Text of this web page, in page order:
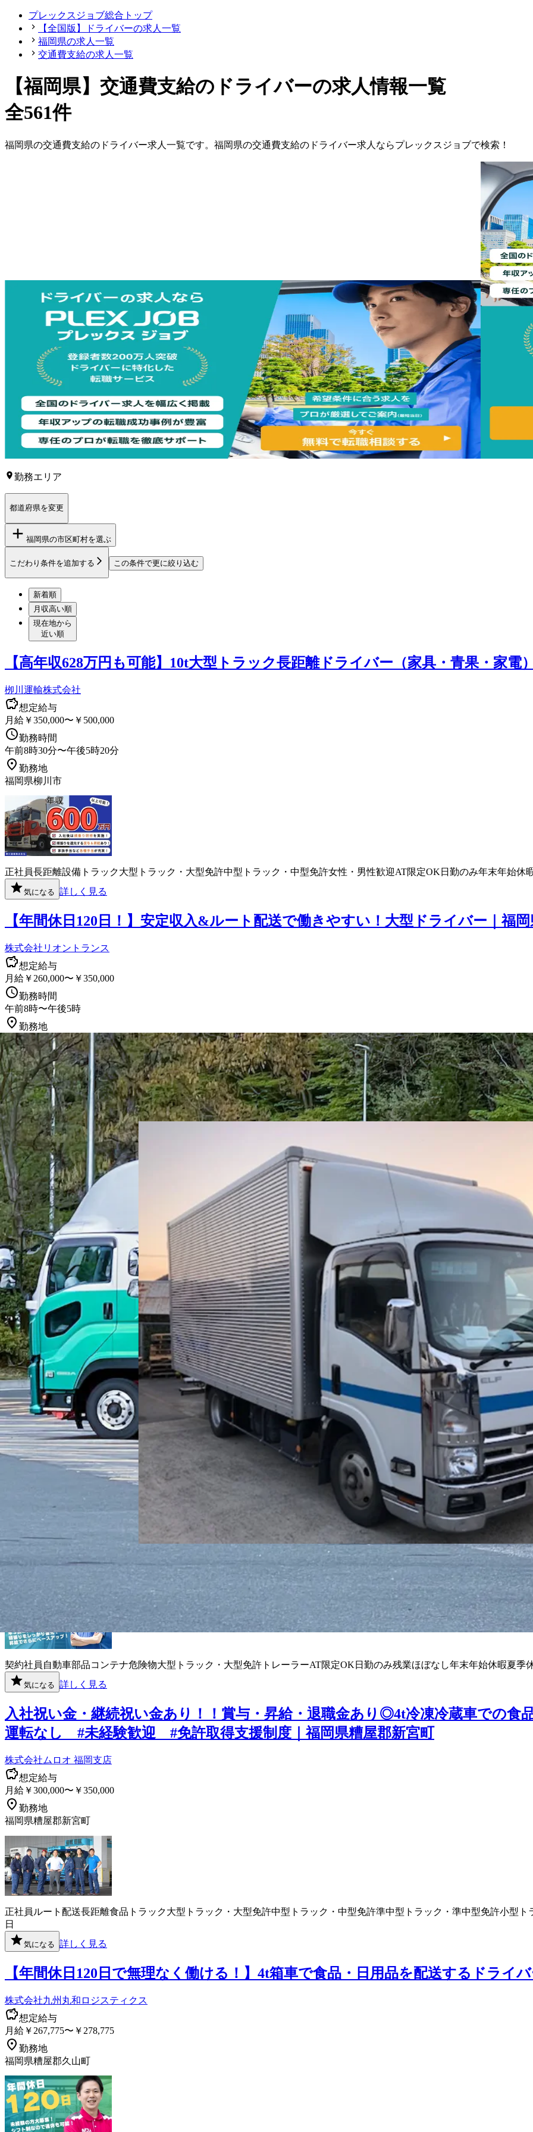
プレックスジョブ総合トップ
【全国版】ドライバーの求人一覧
福岡県の求人一覧
交通費支給の求人一覧
【福岡県】交通費支給のドライバーの求人情報一覧
全561件
福岡県の交通費支給の ドライバー求人一覧です。 福岡県の交通費支給の ドライバー求人ならプレックスジョブで検索！
勤務エリア
都道府県を変更
福岡県の市区町村を選ぶ
こだわり条件を追加する この条件で更に絞り込む
新着順
月収高い順
現在地から
近い順
【高年収628万円も可能】10t大型トラック長距離ドライバー（家具・青果・家電
栁川運輸株式会社
想定給与
月給￥350,000〜￥500,000
勤務時間
午前8時30分〜午後5時20分
勤務地
福岡県柳川市
正社員長距離設備 トラック大型トラック・大型免許中型トラック・中型免許女性・男性歓迎AT限定OK 日勤のみ年末年始休
気になる 詳しく見る
【年間休日120日！】安定収入&ルート配送で働きやすい！大型ドライバー｜福
株式会社リオントランス
想定給与
月給￥260,000〜￥350,000
勤務時間
午前8時〜午後5時
勤務地
福岡県京都郡苅田町
正社員手積み手降ろしなしルート配送
気になる 詳しく見る
【未経験OK！頑張りが給与アップに繋がります】4t冷蔵冷凍車ドライバー｜福岡
株式会社あさひLINE
想定給与
月給￥300,000〜￥320,000
勤務時間
午前8時〜午後5時
勤務地
福岡県古賀市
正社員 食品パレット積みトラック 中型トラック・中型免許4トン未経験者歓迎 女性・男性歓迎 年末年始休暇 夏季休暇
気になる 詳しく見る
【基本日帰り＆年収500万円以上可能！】日用品、自動車部品、木材などを配送
岡市東区
月給￥350,000〜￥500,000
午前8時〜午後5時
勤務地
契約社員 自動車部品コンテナ危険物大型トラック・大型免許 トレーラーAT限定OK日勤のみ残業ほぼなし年末年始休暇夏季
気になる 詳しく見る
入社祝い金・継続祝い金あり！！賞与・昇給・退職金あり◎4t冷凍冷蔵車での
運転なし #未経験歓迎 #免許取得支援制度｜福岡県糟屋郡新宮町
株式会社ムロオ 福岡支店
想定給与
月給￥300,000〜￥350,000
勤務地
福岡県糟屋郡新宮町
正社員 ルート配送長距離食品 トラック大型トラック・大型免許中型トラック・中型免許準中型トラック・準中型免許小型ト
日
気になる 詳しく見る
【年間休日120日で無理なく働ける！】4t箱車で食品・日用品を配送するドライバ
株式会社九州丸和ロジスティクス
想定給与
月給￥267,775〜￥278,775
勤務地
福岡県糟屋郡久山町